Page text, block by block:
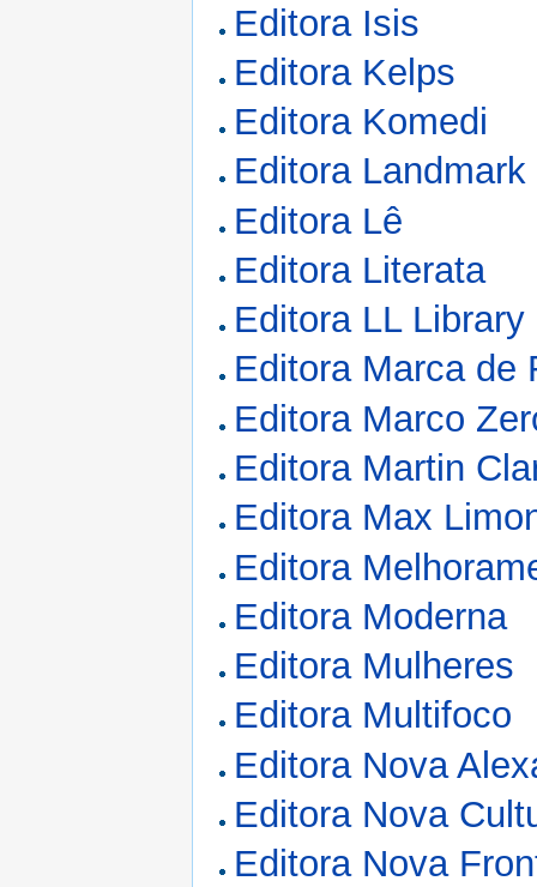
Editora Isis
Editora Kelps
Editora Komedi
Editora Landmark
Editora Lê
Editora Literata
Editora LL Library
Editora Marca de
Editora Marco
Editora Martin
Editora Max
Editora
Editora Moderna
Editora Mulheres
Editora Multifoco
Editora Nova
Editora Nova
Editora Nova